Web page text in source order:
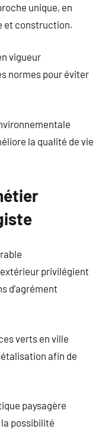
unique, en
et construction.
vigueur
normes pour éviter
la qualité de vie
privilégient
d’agrément
verts en ville
afin de
paysagère
possibilité